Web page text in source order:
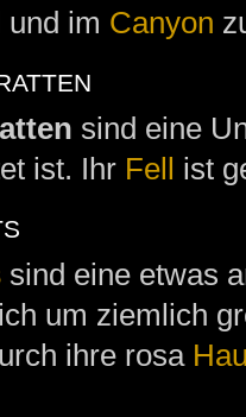
und im Canyon
sind eine
ist. Ihr Fell ist
sind eine etwas
um ziemlich
ihre rosa